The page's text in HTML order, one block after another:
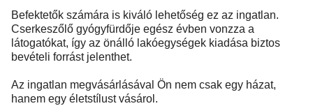
Befektetők számára is kiváló lehetőség ez az ingatlan.
Cserkeszőlő gyógyfürdője egész évben vonzza a
látogatókat, így az önálló lakóegységek kiadása biztos
bevételi forrást jelenthet.
Az ingatlan megvásárlásával Ön nem csak egy házat,
hanem egy életstílust vásárol.